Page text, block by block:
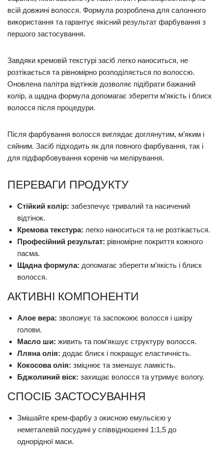
всій довжині волосся. Формула розроблена для салонного
використання та гарантує якісний результат фарбування з
першого застосування.
Завдяки кремовій текстурі засіб легко наноситься, не
розтікається та рівномірно розподіляється по волоссю.
Оновлена палітра відтінків дозволяє підібрати бажаний
колір, а щадна формула допомагає зберегти м’якість і блиск
волосся після процедури.
Після фарбування волосся виглядає доглянутим, м’яким і
сяйним. Засіб підходить як для повного фарбування, так і
для підфарбовування коренів чи мелірування.
ПЕРЕВАГИ ПРОДУКТУ
Стійкий колір: забезпечує тривалий та насичений
відтінок.
Кремова текстура: легко наноситься та не розтікається.
Професійний результат: рівномірне покриття кожного
пасма.
Щадна формула: допомагає зберегти м’якість і блиск
волосся.
АКТИВНІ КОМПОНЕНТИ
Алое вера: зволожує та заспокоює волосся і шкіру
голови.
Масло ши: живить та пом’якшує структуру волосся.
Лляна олія: додає блиск і покращує еластичність.
Кокосова олія: зміцнює та зменшує ламкість.
Бджолиний віск: захищає волосся та утримує вологу.
СПОСІБ ЗАСТОСУВАННЯ
Змішайте крем-фарбу з окисною емульсією у
неметалевій посудині у співвідношенні 1:1,5 до
однорідної маси.